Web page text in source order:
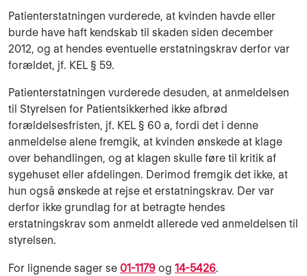
Patienterstatningen vurderede, at kvinden havde eller
burde have haft kendskab til skaden siden december
2012, og at hendes eventuelle erstatningskrav derfor var
forældet, jf. KEL § 59.
Patienterstatningen vurderede desuden, at anmeldelsen
til Styrelsen for Patientsikkerhed ikke afbrød
forældelsesfristen, jf. KEL § 60 a, fordi det i denne
anmeldelse alene fremgik, at kvinden ønskede at klage
over behandlingen, og at klagen skulle føre til kritik af
sygehuset eller afdelingen. Derimod fremgik det ikke, at
hun også ønskede at rejse et erstatningskrav. Der var
derfor ikke grundlag for at betragte hendes
erstatningskrav som anmeldt allerede ved anmeldelsen til
styrelsen.
For lignende sager se 01-1179 og 14-5426.